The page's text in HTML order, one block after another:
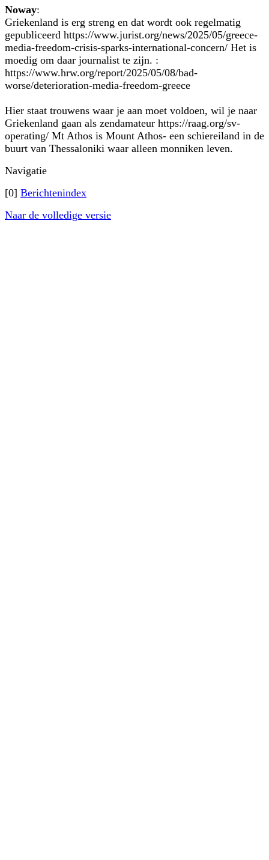
Noway:
Griekenland is erg streng en dat wordt ook regelmatig
gepubliceerd https://www.jurist.org/news/2025/05/greece-
media-freedom-crisis-sparks-international-concern/ Het is
moedig om daar journalist te zijn. :
https://www.hrw.org/report/2025/05/08/bad-
worse/deterioration-media-freedom-greece
Hier staat trouwens waar je aan moet voldoen, wil je naar
Griekenland gaan als zendamateur https://raag.org/sv-
operating/ Mt Athos is Mount Athos- een schiereiland in de
buurt van Thessaloniki waar alleen monniken leven.
Navigatie
[0] Berichtenindex
Naar de volledige versie